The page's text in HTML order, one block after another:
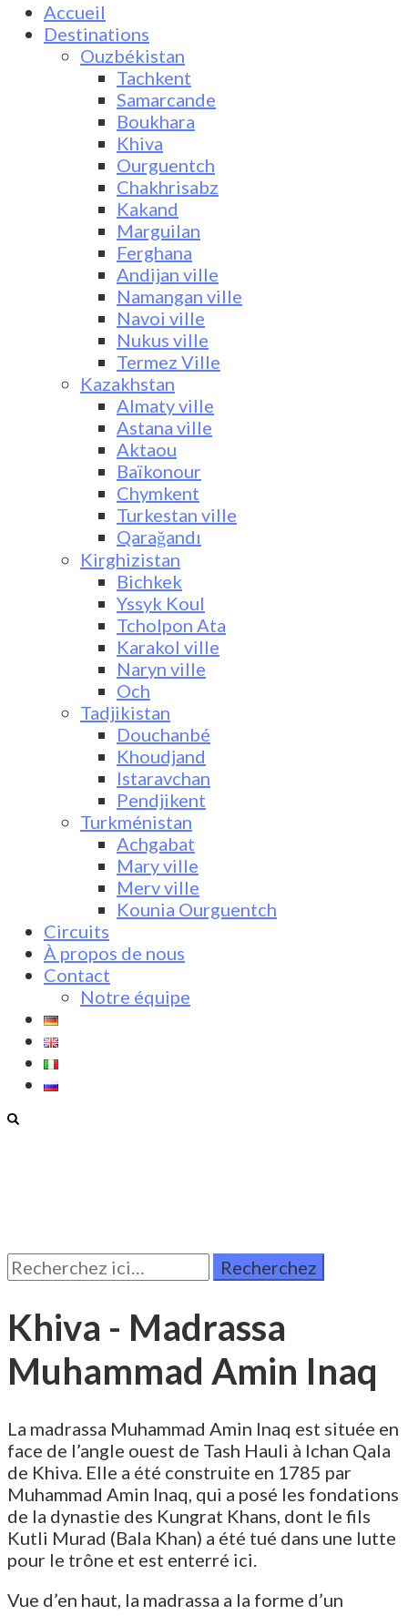
Accueil
Destinations
Ouzbékistan
Tachkent
Samarcande
Boukhara
Khiva
Ourguentch
Chakhrisabz
Kakand
Marguilan
Ferghana
Andijan ville
Namangan ville
Navoi ville
Nukus ville
Termez Ville
Kazakhstan
Almaty ville
Astana ville
Aktaou
Baïkonour
Chymkent
Turkestan ville
Qarağandı
Kirghizistan
Bichkek
Yssyk Koul
Tcholpon Ata
Karakol ville
Naryn ville
Och
Tadjikistan
Douchanbé
Khoudjand
Istaravchan
Pendjikent
Turkménistan
Achgabat
Mary ville
Merv ville
Kounia Ourguentch
Circuits
À propos de nous
Contact
Notre équipe
Rechercher:
Khiva - Madrassa
Muhammad Amin Inaq
La madrassa Muhammad Amin Inaq est située en
face de l’angle ouest de Tash Hauli à Ichan Qala
de Khiva. Elle a été construite en 1785 par
Muhammad Amin Inaq, qui a posé les fondations
de la dynastie des Kungrat Khans, dont le fils
Kutli Murad (Bala Khan) a été tué dans une lutte
pour le trône et est enterré ici.
Vue d’en haut, la madrassa a la forme d’un